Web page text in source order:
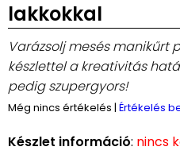
lakkokkal
Varázsolj mesés manikűrt
készlettel a kreativitás
pedig szupergyors!
Még nincs értékelés | Értékelés
Készlet információ: nincs